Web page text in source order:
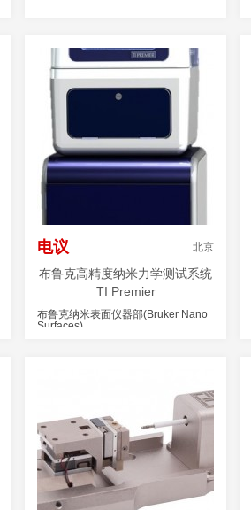
电议 北京
布鲁克高精度纳米力学测试系统
TI Premier
布鲁克纳米表面仪器部(Bruker Nano
Surfaces)